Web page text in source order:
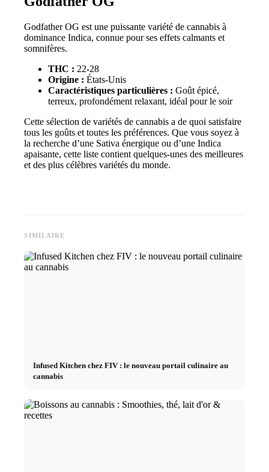
Godfather OG est une puissante variété de cannabis à
dominance Indica, connue pour ses effets calmants et
somnifères.
THC : 22-28
Origine : États-Unis
Caractéristiques particulières : Goût épicé,
terreux, profondément relaxant, idéal pour le soir
Cette sélection de variétés de cannabis a de quoi satisfaire
tous les goûts et toutes les préférences. Que vous soyez à
la recherche d’une Sativa énergique ou d’une Indica
apaisante, cette liste contient quelques-unes des meilleures
et des plus célèbres variétés du monde.
SIMILAIRE
Infused Kitchen chez FIV : le nouveau portail culinaire au
cannabis